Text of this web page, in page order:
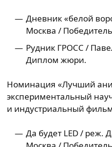
Дневник «белой
Москва /
Рудник ГРОСС /
Диплом жюри.
Номинация «Лучший
экспериментальный
и индустриальный
Да будет LED / реж.